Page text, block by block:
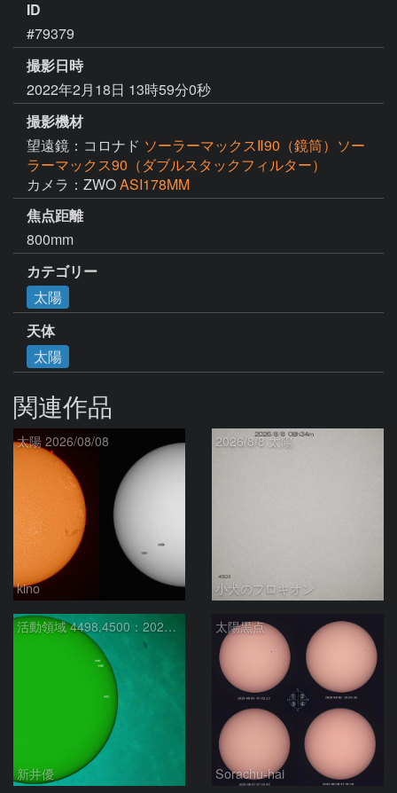
ID
#79379
撮影日時
2022年2月18日 13時59分0秒
撮影機材
望遠鏡：コロナド ソーラーマックスⅡ90（鏡筒）ソー
ラーマックス90（ダブルスタックフィルター）
カメラ：ZWOASI178MM
焦点距離
800mm
カテゴリー
太陽
天体
太陽
関連作品
太陽 2026/08/08
kino
2026/8/8 太陽
小犬のプロキオン
活動領域 4498,4500：2026/08/08
新井優
太陽黒点
Sorachu-hai